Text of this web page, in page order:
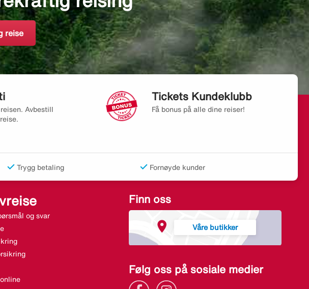
reise
Avbestill
Tickets Kundeklubb
Få bonus på alle dine reiser!
Trygg betaling Fornøyde kunder
og svar
Finn oss
Våre butikker
Følg oss på sosiale medier